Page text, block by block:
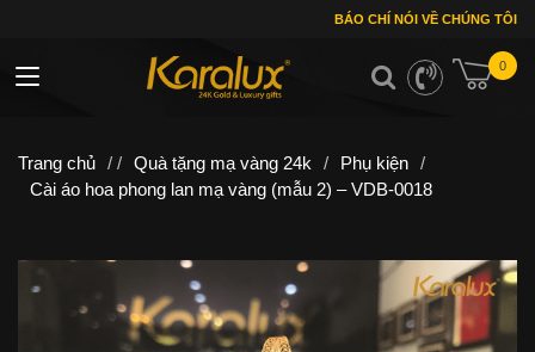
BÁO CHÍ NÓI VỀ CHÚNG TÔI
0
Toggle navigation
Trang chủ / / Quà tặng mạ vàng 24k / Phụ kiện /
Cài áo hoa phong lan mạ vàng (mẫu 2) – VDB-0018